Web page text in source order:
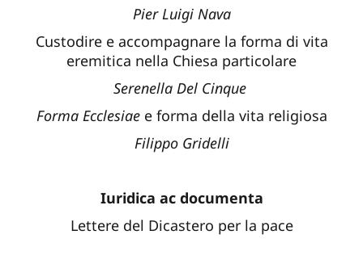
Pier Luigi Nava
Custodire e accompagnare la forma di vita
eremitica nella Chiesa particolare
Serenella Del Cinque
Forma Ecclesiae e forma della vita religiosa
Filippo Gridelli
Iuridica ac documenta
Lettere del Dicastero per la pace